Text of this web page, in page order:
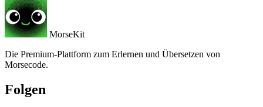
MorseKit
Die Premium-Plattform zum Erlernen und Übersetzen von
Morsecode.
Folgen